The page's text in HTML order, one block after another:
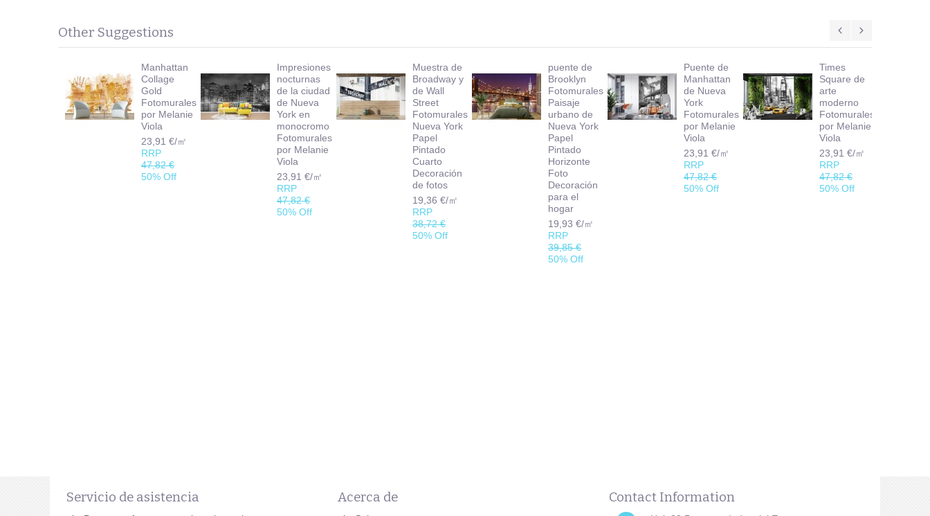
Other Suggestions
Manhattan
Collage
Gold
Fotomurales
por Melanie
Viola
23,91 €/㎡
RRP
47,82 €
50% Off
Impresiones
nocturnas
de la ciudad
de Nueva
York en
monocromo
Fotomurales
por Melanie
Viola
23,91 €/㎡
RRP
47,82 €
50% Off
Muestra de
Broadway y
de Wall
Street
Fotomurales
Nueva York
Papel
Pintado
Cuarto
Decoración
de fotos
19,36 €/㎡
RRP
38,72 €
50% Off
puente de
Brooklyn
Fotomurales
Paisaje
urbano de
Nueva York
Papel
Pintado
Horizonte
Foto
Decoración
para el
hogar
19,93 €/㎡
RRP
39,85 €
50% Off
Puente de
Manhattan
de Nueva
York
Fotomurales
por Melanie
Viola
23,91 €/㎡
RRP
47,82 €
50% Off
Times
Square de
arte
moderno
Fotomurales
por Melanie
Viola
23,91 €/㎡
RRP
47,82 €
50% Off
Servicio de asistencia Acerca de Contact Information